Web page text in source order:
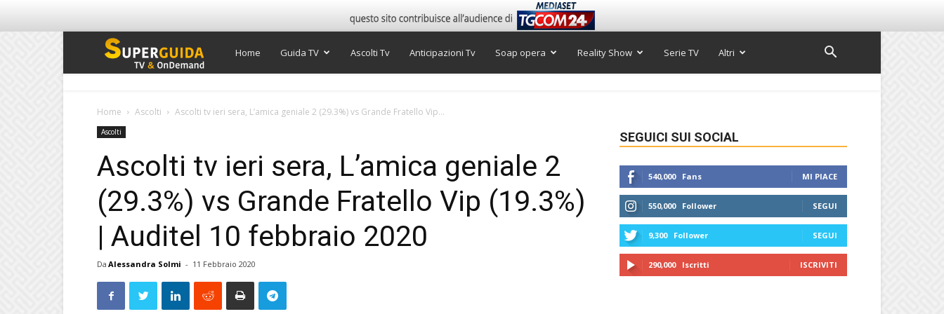
Super
Home Guida TV Ascolti Tv Anticipazioni Tv Soap opera Reality Show Serie TV Altri
Home Ascolti Ascolti tv ieri sera, L’amica geniale 2 (29.3%) vs Grande Fratello Vip...
Ascolti
Ascolti tv ieri sera, L’amica geniale 2
(29.3%) vs Grande Fratello Vip (19.3%)
| Auditel 10 febbraio 2020
Da Alessandra Solmi - 11 Febbraio 2020
SEGUICI SUI SOCIAL
540,000 Fans MI PIACE
550,000 Follower SEGUI
9,300 Follower SEGUI
290,000 Iscritti ISCRIVITI